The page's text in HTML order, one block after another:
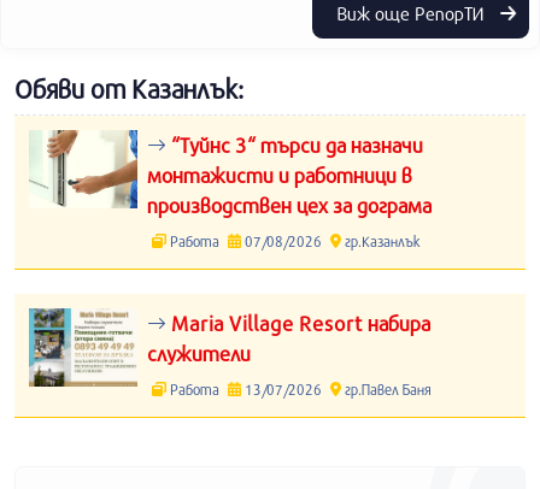
Виж още РепорТИ
Обяви от Казанлък:
“Туйнс 3“ търси да назначи
монтажисти и работници в
производствен цех за дограма
Работа 07/08/2026 гр.Казанлък
Maria Village Resort набира
служители
Работа 13/07/2026 гр.Павел Баня